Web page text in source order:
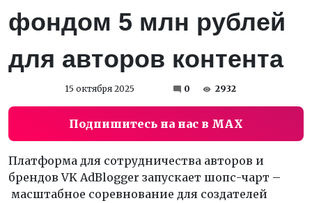
фондом 5 млн рублей
для авторов контента
15 октября 2025 0 2932
Подпишитесь на нас в MAX
Платформа для сотрудничества авторов и
брендов VK AdBlogger запускает шопс-чарт –
масштабное соревнование для создателей